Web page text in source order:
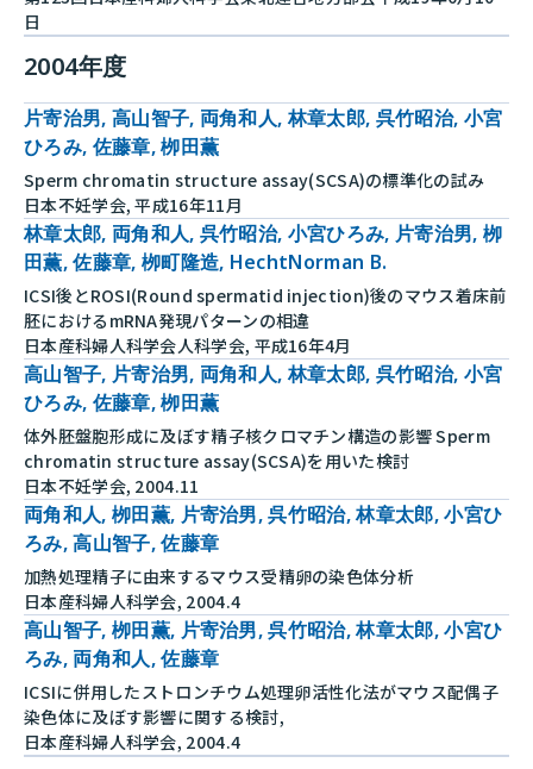
日
2004年度
片寄治男, 高山智子, 両角和人, 林章太郎, 呉竹昭治, 小宮
ひろみ, 佐藤章, 栁田薫
Sperm chromatin structure assay(SCSA)の標準化の試み
日本不妊学会, 平成16年11月
林章太郎, 両角和人, 呉竹昭治, 小宮ひろみ, 片寄治男, 栁
田薫, 佐藤章, 栁町隆造, HechtNorman B.
ICSI後とROSI(Round spermatid injection)後のマウス着床前
胚におけるmRNA発現パターンの相違
日本産科婦人科学会人科学会, 平成16年4月
高山智子, 片寄治男, 両角和人, 林章太郎, 呉竹昭治, 小宮
ひろみ, 佐藤章, 栁田薫
体外胚盤胞形成に及ぼす精子核クロマチン構造の影響 Sperm
chromatin structure assay(SCSA)を用いた検討
日本不妊学会, 2004.11
両角和人, 栁田薫, 片寄治男, 呉竹昭治, 林章太郎, 小宮ひ
ろみ, 高山智子, 佐藤章
加熱処理精子に由来するマウス受精卵の染色体分析
日本産科婦人科学会, 2004.4
高山智子, 栁田薫, 片寄治男, 呉竹昭治, 林章太郎, 小宮ひ
ろみ, 両角和人, 佐藤章
ICSIに併用したストロンチウム処理卵活性化法がマウス配偶子
染色体に及ぼす影響に関する検討,
日本産科婦人科学会, 2004.4